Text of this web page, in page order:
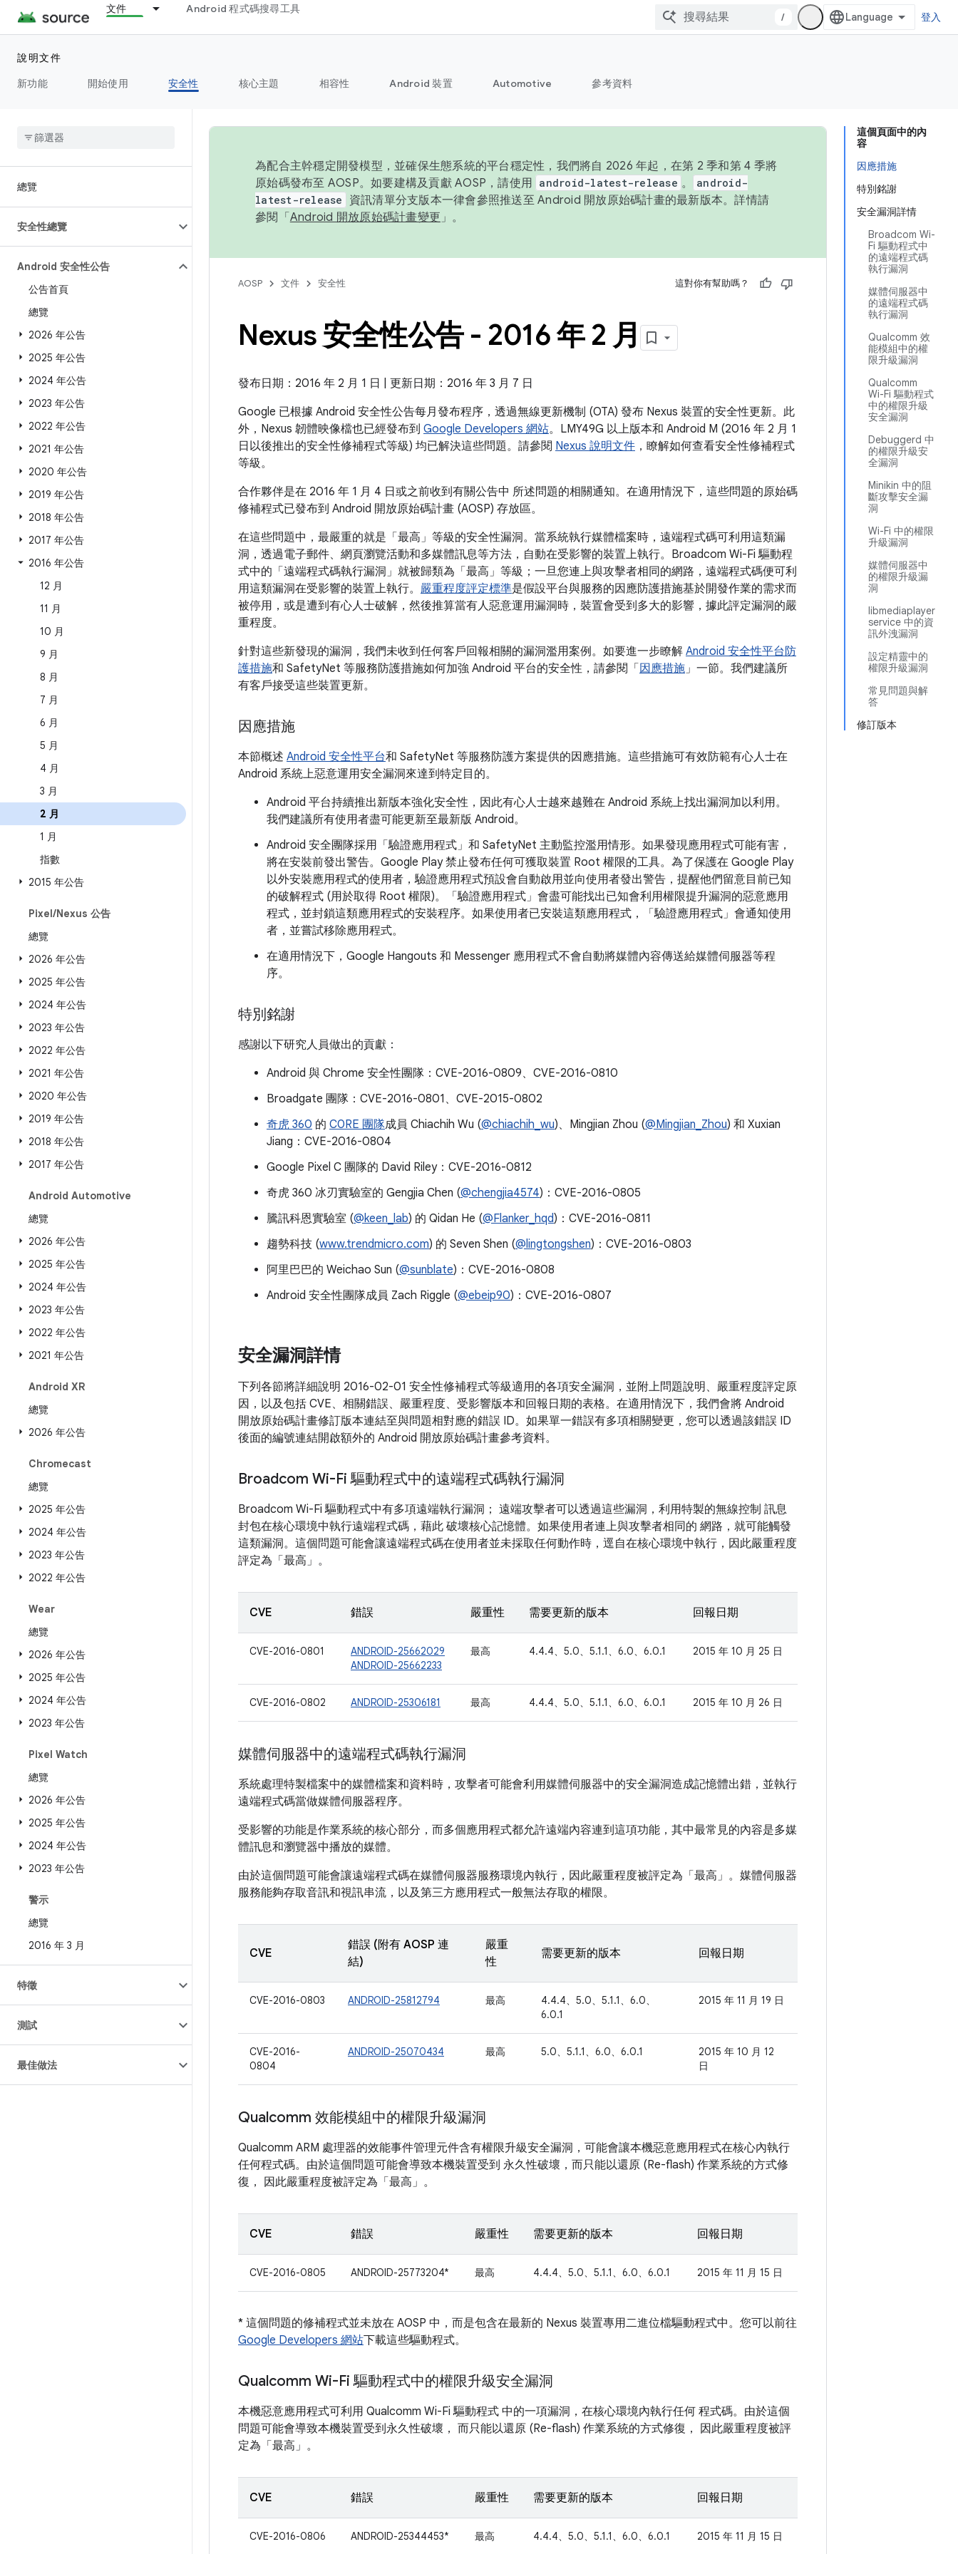
文件 Android 程式碼搜尋工具
/ 登入
說明文件
新功能
開始使用 安全性 核心主題 相容性 Android 裝置 Automotive 參考資料
總覽
安全性總覽
Android 安全性公告
公告首頁
總覽
2026 年公告
2025 年公告
2024 年公告
2023 年公告
2022 年公告
2021 年公告
2020 年公告
2019 年公告
2018 年公告
2017 年公告
2016 年公告
12 月
11 月
10 月
9 月
8 月
7 月
6 月
5 月
4 月
3 月
2 月
1 月
指數
2015 年公告
Pixel/Nexus 公告
總覽
2026 年公告
2025 年公告
2024 年公告
2023 年公告
2022 年公告
2021 年公告
2020 年公告
2019 年公告
2018 年公告
2017 年公告
Android Automotive
總覽
2026 年公告
2025 年公告
2024 年公告
2023 年公告
2022 年公告
2021 年公告
Android XR
總覽
2026 年公告
Chromecast
總覽
2025 年公告
2024 年公告
2023 年公告
2022 年公告
Wear
總覽
2026 年公告
2025 年公告
2024 年公告
2023 年公告
Pixel Watch
總覽
2026 年公告
2025 年公告
2024 年公告
2023 年公告
警示
總覽
2016 年 3 月
特徵
測試
最佳做法
這個頁面中的內
容
因應措施
特別銘謝
安全漏洞詳情
Broadcom Wi-
Fi 驅動程式中
的遠端程式碼
執行漏洞
媒體伺服器中
的遠端程式碼
執行漏洞
Qualcomm 效
能模組中的權
限升級漏洞
Qualcomm
Wi-Fi 驅動程式
中的權限升級
安全漏洞
Debuggerd 中
的權限升級安
全漏洞
Minikin 中的阻
斷攻擊安全漏
洞
Wi-Fi 中的權限
升級漏洞
媒體伺服器中
的權限升級漏
洞
libmediaplayer
service 中的資
訊外洩漏洞
設定精靈中的
權限升級漏洞
常見問題與解
答
修訂版本
為配合主幹穩定開發模型，並確保生態系統的平台穩定性，我們將自 2026 年起，在第 2 季和第 4 季將
原始碼發布至 AOSP。如要建構及貢獻 AOSP，請使用 android-latest-release 。
android-
latest-release
資訊清單分支版本一律會參照推送至 Android 開放原始碼計畫的最新版本。詳情請
參閱「 Android 開放原始碼計畫變更 」。
AOSP 文件 安全性 這對你有幫助嗎？
Nexus 安全性公告 - 2016 年 2 月
發布日期：2016 年 2 月 1 日 | 更新日期：2016 年 3 月 7 日
Google 已根據 Android 安全性公告每月發布程序，透過無線更新機制 (OTA) 發布 Nexus 裝置的安全性更新。此
外，Nexus 韌體映像檔也已經發布到 Google Developers 網站。LMY49G 以上版本和 Android M (2016 年 2 月 1
日以後推出的安全性修補程式等級) 均已解決這些問題。請參閱 Nexus 說明文件 ，瞭解如何查看安全性修補程式
等級。
合作夥伴是在 2016 年 1 月 4 日或之前收到有關公告中 所述問題的相關通知。在適用情況下，這些問題的原始碼
修補程式已發布到 Android 開放原始碼計畫 (AOSP) 存放區。
在這些問題中，最嚴重的就是「最高」等級的安全性漏洞。當系統執行媒體檔案時，遠端程式碼可利用這類漏
洞，透過電子郵件、網頁瀏覽活動和多媒體訊息等方法，自動在受影響的裝置上執行。Broadcom Wi-Fi 驅動程
式中的「遠端程式碼執行漏洞」就被歸類為「最高」等級；一旦您連上與攻擊者相同的網路，遠端程式碼便可利
用這類漏洞在受影響的裝置上執行。 嚴重程度評定標準是假設平台與服務的因應防護措施基於開發作業的需求而
被停用，或是遭到有心人士破解，然後推算當有人惡意運用漏洞時，裝置會受到多大的影響，據此評定漏洞的嚴
重程度。
針對這些新發現的漏洞，我們未收到任何客戶回報相關的漏洞濫用案例。如要進一步瞭解 Android 安全性平台防
護措施和 SafetyNet 等服務防護措施如何加強 Android 平台的安全性，請參閱「 因應措施」一節。我們建議所
有客戶接受這些裝置更新。
因應措施
本節概述 Android 安全性平台和 SafetyNet 等服務防護方案提供的因應措施。這些措施可有效防範有心人士在
Android 系統上惡意運用安全漏洞來達到特定目的。
Android 平台持續推出新版本強化安全性，因此有心人士越來越難在 Android 系統上找出漏洞加以利用。
我們建議所有使用者盡可能更新至最新版 Android。
Android 安全團隊採用「驗證應用程式」和 SafetyNet 主動監控濫用情形。如果發現應用程式可能有害，
將在安裝前發出警告。Google Play 禁止發布任何可獲取裝置 Root 權限的工具。為了保護在 Google Play
以外安裝應用程式的使用者，驗證應用程式預設會自動啟用並向使用者發出警告，提醒他們留意目前已知
的破解程式 (用於取得 Root 權限)。「驗證應用程式」會盡可能找出已知會利用權限提升漏洞的惡意應用
程式，並封鎖這類應用程式的安裝程序。如果使用者已安裝這類應用程式，「驗證應用程式」會通知使用
者，並嘗試移除應用程式。
在適用情況下，Google Hangouts 和 Messenger 應用程式不會自動將媒體內容傳送給媒體伺服器等程
序。
特別銘謝
感謝以下研究人員做出的貢獻：
Android 與 Chrome 安全性團隊：CVE-2016-0809、CVE-2016-0810
Broadgate 團隊：CVE-2016-0801、CVE-2015-0802
奇虎 360 的 C0RE 團隊成員 Chiachih Wu (@chiachih_wu)、Mingjian Zhou (@Mingjian_Zhou) 和 Xuxian
Jiang：CVE-2016-0804
Google Pixel C 團隊的 David Riley：CVE-2016-0812
奇虎 360 冰刃實驗室的 Gengjia Chen (@chengjia4574)：CVE-2016-0805
騰訊科恩實驗室 (@keen_lab) 的 Qidan He (@Flanker_hqd)：CVE-2016-0811
趨勢科技 (www.trendmicro.com) 的 Seven Shen (@lingtongshen)：CVE-2016-0803
阿里巴巴的 Weichao Sun (@sunblate)：CVE-2016-0808
Android 安全性團隊成員 Zach Riggle (@ebeip90)：CVE-2016-0807
安全漏洞詳情
下列各節將詳細說明 2016-02-01 安全性修補程式等級適用的各項安全漏洞，並附上問題說明、嚴重程度評定原
因，以及包括 CVE、相關錯誤、嚴重程度、受影響版本和回報日期的表格。在適用情況下，我們會將 Android
開放原始碼計畫修訂版本連結至與問題相對應的錯誤 ID。如果單一錯誤有多項相關變更，您可以透過該錯誤 ID
後面的編號連結開啟額外的 Android 開放原始碼計畫參考資料。
Broadcom Wi-Fi 驅動程式中的遠端程式碼執行漏洞
Broadcom Wi-Fi 驅動程式中有多項遠端執行漏洞； 遠端攻擊者可以透過這些漏洞，利用特製的無線控制 訊息
封包在核心環境中執行遠端程式碼，藉此 破壞核心記憶體。如果使用者連上與攻擊者相同的 網路，就可能觸發
這類漏洞。這個問題可能會讓遠端程式碼在使用者並未採取任何動作時，逕自在核心環境中執行，因此嚴重程度
評定為「最高」。
CVE 錯誤 嚴重性 需要更新的版本 回報日期
CVE-2016-0801
ANDROID-25662029
ANDROID-25662233
最高 4.4.4、5.0、5.1.1、6.0、6.0.1 2015 年 10 月 25 日
CVE-2016-0802 ANDROID-25306181 最高 4.4.4、5.0、5.1.1、6.0、6.0.1 2015 年 10 月 26 日
媒體伺服器中的遠端程式碼執行漏洞
系統處理特製檔案中的媒體檔案和資料時，攻擊者可能會利用媒體伺服器中的安全漏洞造成記憶體出錯，並執行
遠端程式碼當做媒體伺服器程序。
受影響的功能是作業系統的核心部分，而多個應用程式都允許遠端內容連到這項功能，其中最常見的內容是多媒
體訊息和瀏覽器中播放的媒體。
由於這個問題可能會讓遠端程式碼在媒體伺服器服務環境內執行，因此嚴重程度被評定為「最高」。媒體伺服器
服務能夠存取音訊和視訊串流，以及第三方應用程式一般無法存取的權限。
CVE
錯誤 (附有 AOSP 連
結)
嚴重
性
需要更新的版本 回報日期
CVE-2016-0803 ANDROID-25812794 最高
4.4.4、5.0、5.1.1、6.0、
6.0.1
2015 年 11 月 19 日
CVE-2016-
0804
ANDROID-25070434 最高 5.0、5.1.1、6.0、6.0.1
2015 年 10 月 12
日
Qualcomm 效能模組中的權限升級漏洞
Qualcomm ARM 處理器的效能事件管理元件含有權限升級安全漏洞，可能會讓本機惡意應用程式在核心內執行
任何程式碼。由於這個問題可能會導致本機裝置受到 永久性破壞，而只能以還原 (Re-flash) 作業系統的方式修
復， 因此嚴重程度被評定為「最高」。
CVE 錯誤 嚴重性 需要更新的版本 回報日期
CVE-2016-0805 ANDROID-25773204* 最高 4.4.4、5.0、5.1.1、6.0、6.0.1 2015 年 11 月 15 日
* 這個問題的修補程式並未放在 AOSP 中，而是包含在最新的 Nexus 裝置專用二進位檔驅動程式中。您可以前往
Google Developers 網站下載這些驅動程式。
Qualcomm Wi-Fi 驅動程式中的權限升級安全漏洞
本機惡意應用程式可利用 Qualcomm Wi-Fi 驅動程式 中的一項漏洞，在核心環境內執行任何 程式碼。由於這個
問題可能會導致本機裝置受到永久性破壞， 而只能以還原 (Re-flash) 作業系統的方式修復， 因此嚴重程度被評
定為「最高」。
CVE 錯誤 嚴重性 需要更新的版本 回報日期
CVE-2016-0806 ANDROID-25344453* 最高 4.4.4、5.0、5.1.1、6.0、6.0.1 2015 年 11 月 15 日